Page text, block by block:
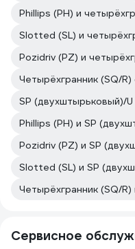
Phillips (PH) и
Slotted (SL) и
Pozidriv (PZ) и
Четырёхгранник (SQ/
SP (двухштырьковый)/
Phillips (PH) и SP
Pozidriv (PZ) и SP
Slotted (SL) и SP
Четырёхгранник (SQ/
Сервисное